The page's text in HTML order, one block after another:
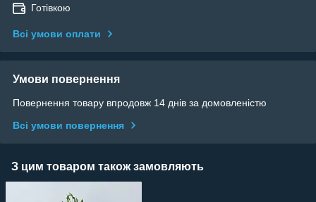
Готівкою
Всі умови оплати
Умови повернення
Повернення товару впродовж 14 днів за домовленістю
Всі умови повернення
З цим товаром також замовляють